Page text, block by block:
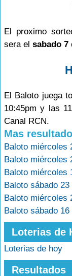
El proximo
sera el sabado 7
El Baloto juega
10:45pm y las
Canal RCN.
Mas
Baloto miércoles
Baloto miércoles
Baloto miércoles
Baloto sábado
Baloto miércoles
Baloto sábado
Loterias de
Loterias de hoy
Resultados